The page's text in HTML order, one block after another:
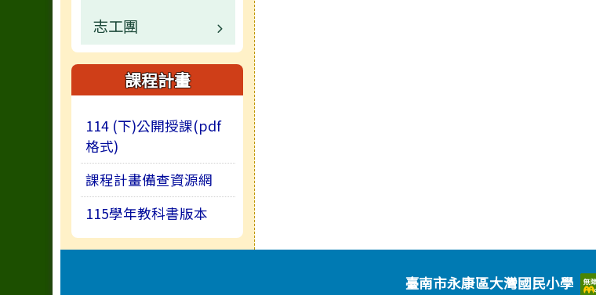
校園公告
常用連結
活動相簿
榮譽榜
公開資訊
志工團
公開資訊
課程計畫
114 (下)公開授課(pdf
格式)
課程計畫備查資源網
115學年教科書版本
臺南市永康區大灣國民小學